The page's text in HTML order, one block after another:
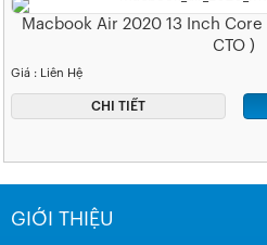
Macbook Air 2020 13 Inch Core
CTO )
Giá : Liên Hệ
CHI TIẾT
GIỚI THIỆU